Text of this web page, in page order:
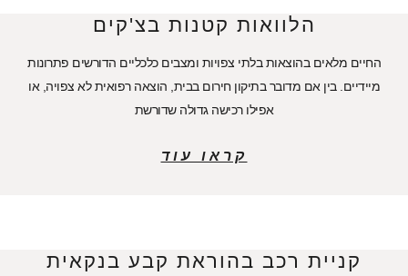
הלוואות קטנות בצ'קים
החיים מלאים בהוצאות בלתי צפויות ומצבים כלכליים הדורשים פתרונות
מיידיים. בין אם מדובר בתיקון חירום בבית, הוצאה רפואית לא צפויה, או
אפילו רכישה גדולה שדורשת
קראו עוד
קניית רכב בהוראת קבע בנקאית